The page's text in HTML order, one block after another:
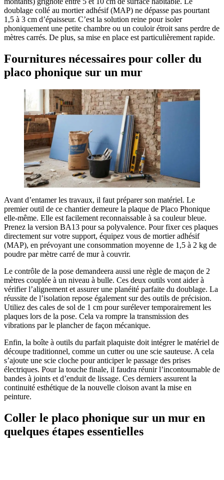
doublage collé au mortier adhésif (MAP) ne dépasse pas pourtant
1,5 à 3 cm d’épaisseur. C’est la solution reine pour isoler
phoniquement une petite chambre ou un couloir étroit sans perdre de
mètres carrés. De plus, sa mise en place est particulièrement rapide.
Fournitures nécessaires pour coller du
placo phonique sur un mur
Avant d’entamer les travaux, il faut préparer son matériel. Le
premier outil de ce chantier demeure la plaque de Placo Phonique
elle-même. Elle est facilement reconnaissable à sa couleur bleue.
Prenez la version BA13 pour sa polyvalence. Pour fixer ces plaques
directement sur votre support, équipez vous de mortier adhésif
(MAP), en prévoyant une consommation moyenne de 1,5 à 2 kg de
poudre par mètre carré de mur à couvrir.
Le contrôle de la pose demandeera aussi une règle de maçon de 2
mètres couplée à un niveau à bulle. Ces deux outils vont aider à
vérifier l’alignement et assurer une planéité parfaite du doublage. La
réussite de l’isolation repose également sur des outils de précision.
Utiliez des cales de sol de 1 cm pour surélever temporairement les
plaques lors de la pose. Cela va rompre la transmission des
vibrations par le plancher de façon mécanique.
Enfin, la boîte à outils du parfait plaquiste doit intégrer le matériel de
découpe traditionnel, comme un cutter ou une scie sauteuse. A cela
s’ajoute une scie cloche pour anticiper le passage des prises
électriques. Pour la touche finale, il faudra réunir l’incontournable de
bandes à joints et d’enduit de lissage. Ces derniers assurent la
continuité esthétique de la nouvelle cloison avant la mise en
peinture.
Coller le placo phonique sur un mur en
quelques étapes essentielles